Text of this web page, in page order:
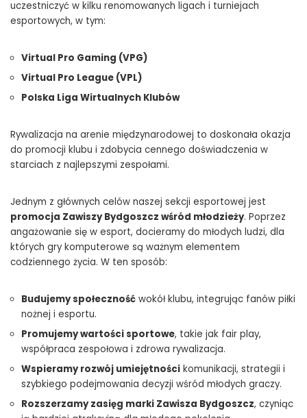
uczestniczyć w kilku renomowanych ligach i turniejach
esportowych, w tym:
Virtual Pro Gaming (VPG)
Virtual Pro League (VPL)
Polska Liga Wirtualnych Klubów
Rywalizacja na arenie międzynarodowej to doskonała okazja
do promocji klubu i zdobycia cennego doświadczenia w
starciach z najlepszymi zespołami.
Jednym z głównych celów naszej sekcji esportowej jest
promocja Zawiszy Bydgoszcz wśród młodzieży. Poprzez
angażowanie się w esport, docieramy do młodych ludzi, dla
których gry komputerowe są ważnym elementem
codziennego życia. W ten sposób:
Budujemy społeczność wokół klubu, integrując fanów piłki
nożnej i esportu.
Promujemy wartości sportowe, takie jak fair play,
współpraca zespołowa i zdrowa rywalizacja.
Wspieramy rozwój umiejętności komunikacji, strategii i
szybkiego podejmowania decyzji wśród młodych graczy.
Rozszerzamy zasięg marki Zawisza Bydgoszcz, czyniąc